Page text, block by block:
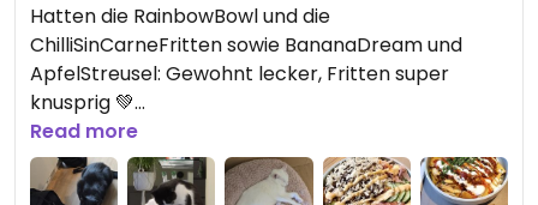
Hatten die RainbowBowl und die
ChilliSinCarneFritten sowie BananaDream und
ApfelStreusel: Gewohnt lecker, Fritten super
knusprig 💚
Und die Fellnasen sind so süß
Updated from previous review on 2025-09-27
Read more